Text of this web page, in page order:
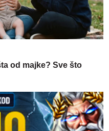
od majke? Sve što